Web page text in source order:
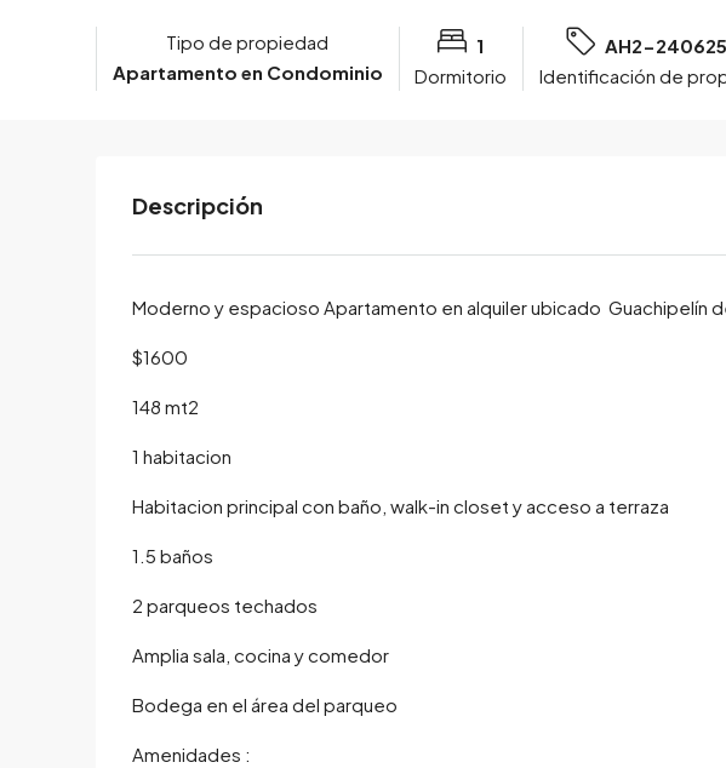
Tipo de propiedad
Apartamento en Condominio
1
Dormitorio
AH2-
Identificación de
Descripción
Moderno y espacioso Apartamento en alquiler ubicado Guachipelín
$1600
148 mt2
1 habitacion
Habitacion principal con baño, walk-in closet y acceso a terraza
1.5 baños
2 parqueos techados
Amplia sala, cocina y comedor
Bodega en el área del parqueo
Amenidades :